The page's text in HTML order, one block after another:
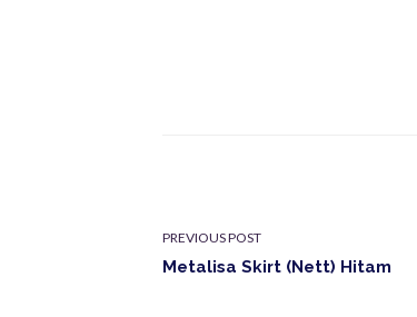
PREVIOUS POST
Metalisa Skirt (Nett) Hitam